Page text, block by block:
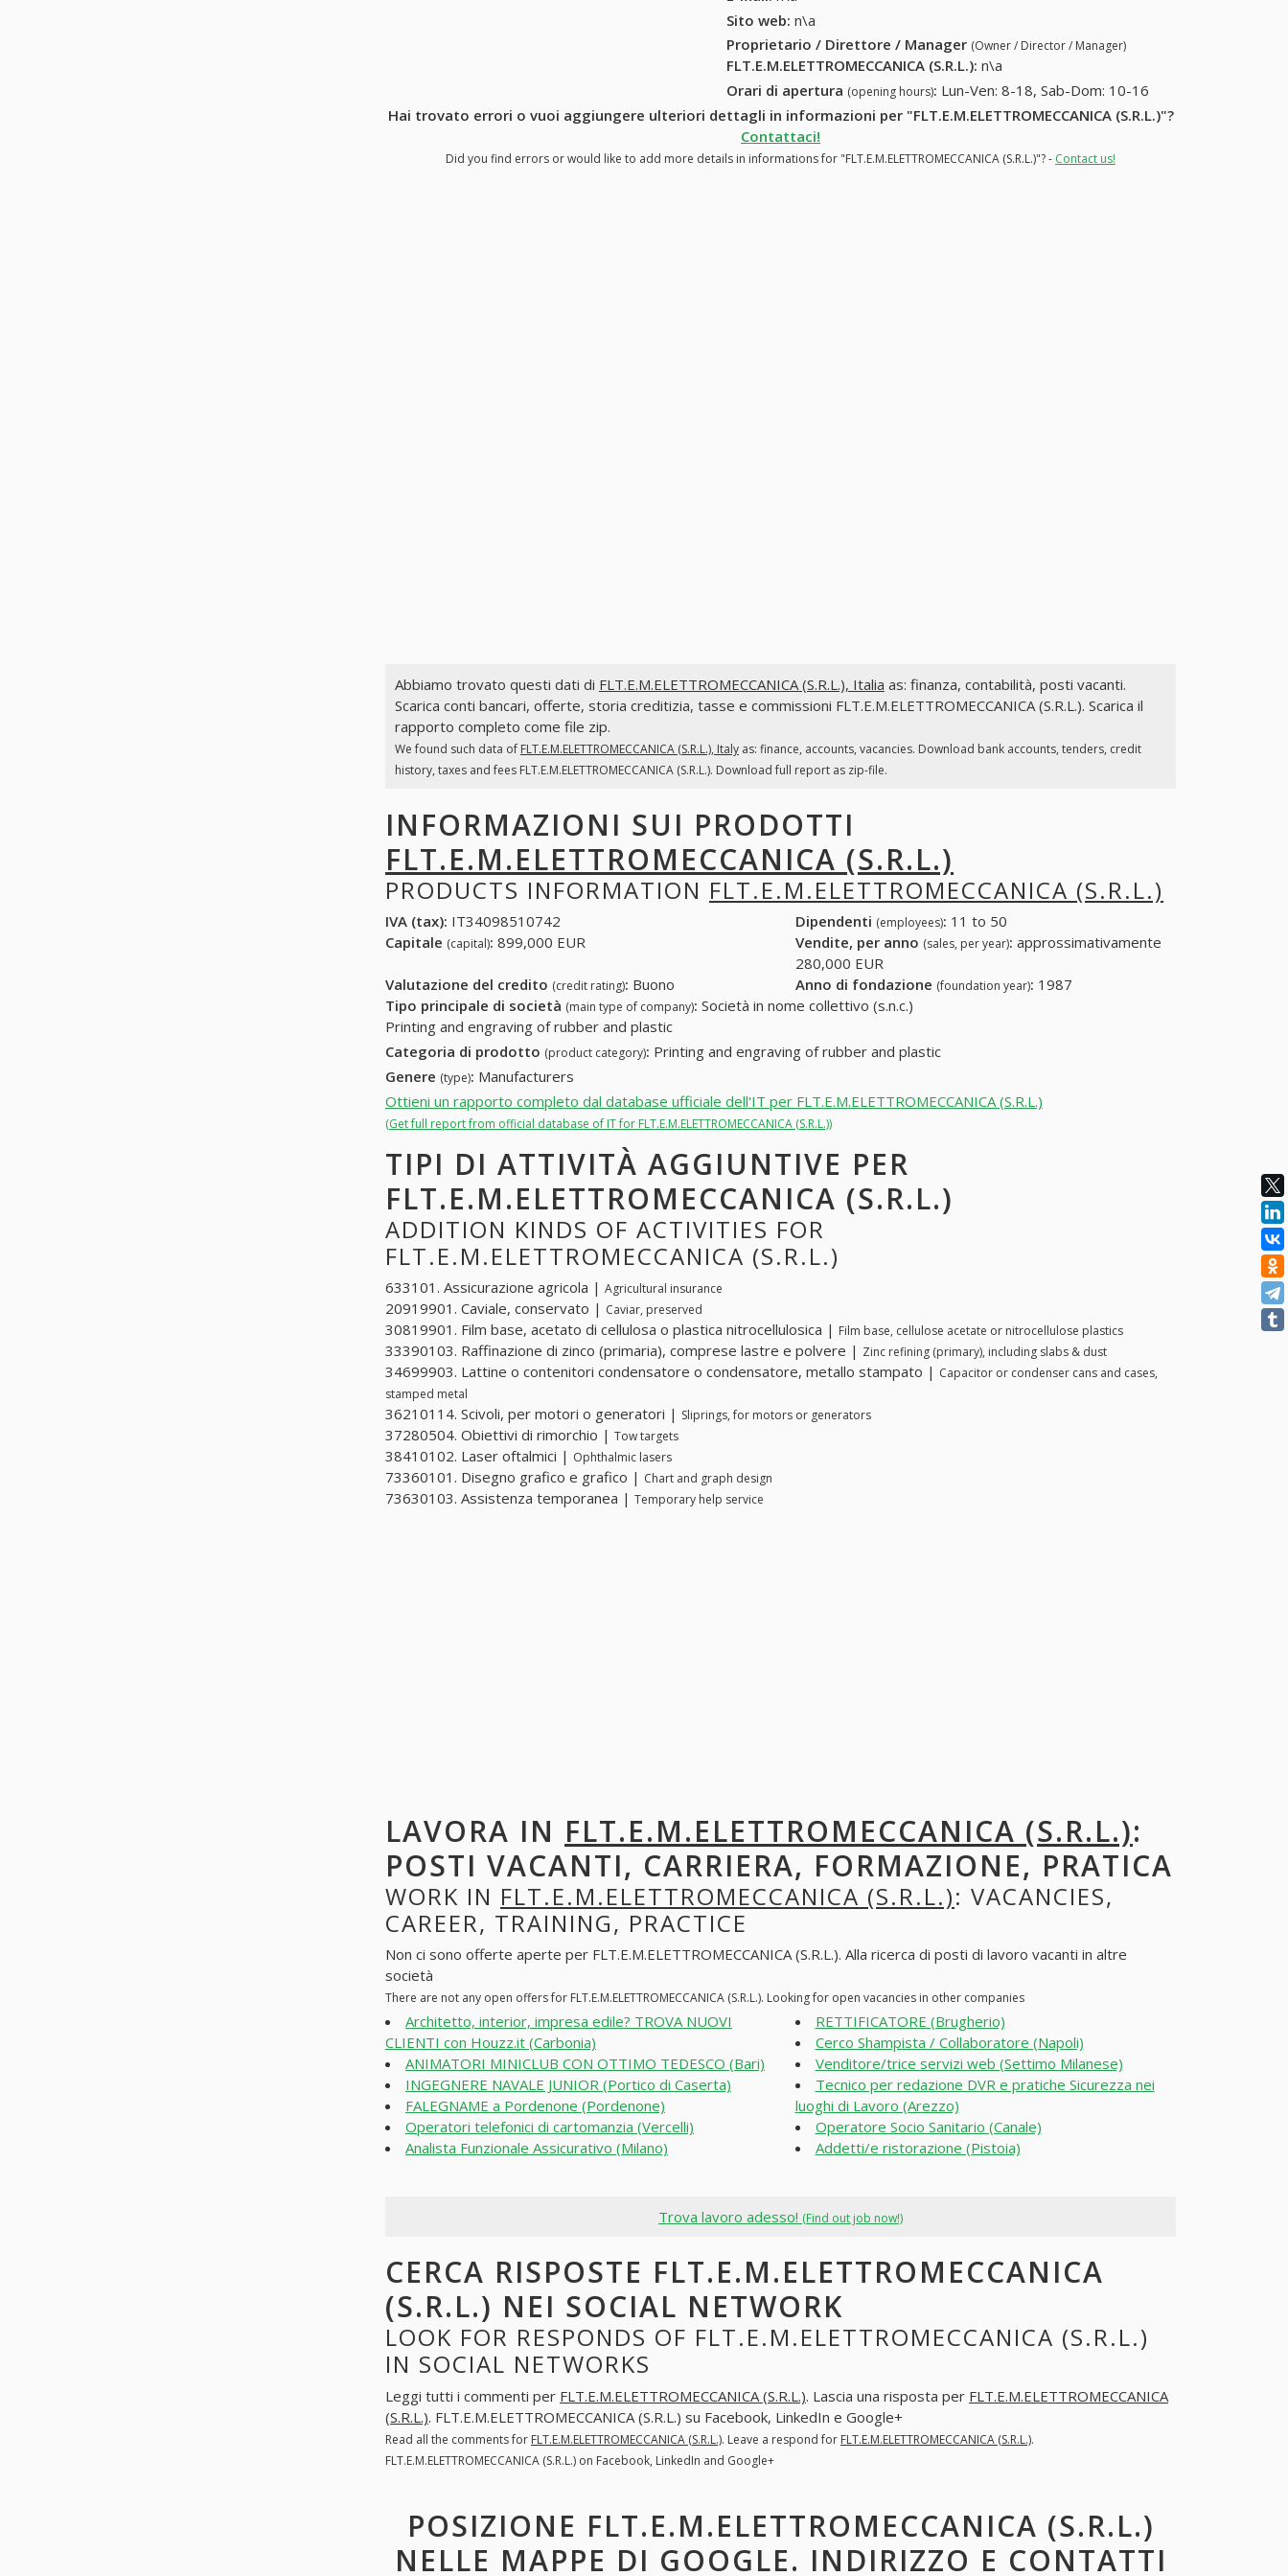
Sito web: n\a
Proprietario / Direttore / Manager (Owner / Director / Manager)
FLT.E.M.ELETTROMECCANICA (S.R.L.): n\a
Orari di apertura (opening hours): Lun-Ven: 8-18, Sab-Dom: 10-16
Hai trovato errori o vuoi aggiungere ulteriori dettagli in informazioni per "FLT.E.M.ELETTROMECCANICA (S.R.L.)"?
Contattaci!
Did you find errors or would like to add more details in informations for "FLT.E.M.ELETTROMECCANICA (S.R.L.)"? - Contact us!
Abbiamo trovato questi dati di FLT.E.M.ELETTROMECCANICA (S.R.L.), Italia as: finanza, contabilità, posti vacanti.
Scarica conti bancari, offerte, storia creditizia, tasse e commissioni FLT.E.M.ELETTROMECCANICA (S.R.L.). Scarica il
rapporto completo come file zip.
We found such data of FLT.E.M.ELETTROMECCANICA (S.R.L.), Italyas: finance, accounts, vacancies. Download bank accounts, tenders, credit
history, taxes and fees FLT.E.M.ELETTROMECCANICA (S.R.L.). Download full report as zip-file.
INFORMAZIONI SUI PRODOTTI
FLT.E.M.ELETTROMECCANICA (S.R.L.)
PRODUCTS INFORMATION FLT.E.M.ELETTROMECCANICA (S.R.L.)
IVA (tax): IT34098510742 Dipendenti (employees): 11 to 50
Capitale (capital): 899,000 EUR Vendite, per anno (sales, per year): approssimativamente
280,000 EUR
Valutazione del credito (credit rating): Buono Anno di fondazione (foundation year): 1987
Tipo principale di società (main type of company): Società in nome collettivo (s.n.c.)
Printing and engraving of rubber and plastic
Categoria di prodotto (product category): Printing and engraving of rubber and plastic
Genere (type): Manufacturers
Ottieni un rapporto completo dal database ufficiale dell'IT per FLT.E.M.ELETTROMECCANICA (S.R.L.)
(Get full report from official database of IT for FLT.E.M.ELETTROMECCANICA (S.R.L.))
TIPI DI ATTIVITÀ AGGIUNTIVE PER
FLT.E.M.ELETTROMECCANICA (S.R.L.)
ADDITION KINDS OF ACTIVITIES FOR
FLT.E.M.ELETTROMECCANICA (S.R.L.)
633101. Assicurazione agricola | Agricultural insurance
20919901. Caviale, conservato | Caviar, preserved
30819901. Film base, acetato di cellulosa o plastica nitrocellulosica | Film base, cellulose acetate or nitrocellulose plastics
33390103. Raffinazione di zinco (primaria), comprese lastre e polvere | Zinc refining (primary), including slabs & dust
34699903. Lattine o contenitori condensatore o condensatore, metallo stampato | Capacitor or condenser cans and cases,
stamped metal
36210114. Scivoli, per motori o generatori | Sliprings, for motors or generators
37280504. Obiettivi di rimorchio | Tow targets
38410102. Laser oftalmici | Ophthalmic lasers
73360101. Disegno grafico e grafico | Chart and graph design
73630103. Assistenza temporanea | Temporary help service
LAVORA IN FLT.E.M.ELETTROMECCANICA (S.R.L.):
POSTI VACANTI, CARRIERA, FORMAZIONE, PRATICA
WORK IN FLT.E.M.ELETTROMECCANICA (S.R.L.): VACANCIES,
CAREER, TRAINING, PRACTICE
Non ci sono offerte aperte per FLT.E.M.ELETTROMECCANICA (S.R.L.). Alla ricerca di posti di lavoro vacanti in altre
società
There are not any open offers for FLT.E.M.ELETTROMECCANICA (S.R.L.). Looking for open vacancies in other companies
Architetto, interior, impresa edile? TROVA NUOVI
CLIENTI con Houzz.it (Carbonia)
ANIMATORI MINICLUB CON OTTIMO TEDESCO (Bari)
INGEGNERE NAVALE JUNIOR (Portico di Caserta)
FALEGNAME a Pordenone (Pordenone)
Operatori telefonici di cartomanzia (Vercelli)
Analista Funzionale Assicurativo (Milano)
RETTIFICATORE (Brugherio)
Cerco Shampista / Collaboratore (Napoli)
Venditore/trice servizi web (Settimo Milanese)
Tecnico per redazione DVR e pratiche Sicurezza nei
luoghi di Lavoro (Arezzo)
Operatore Socio Sanitario (Canale)
Addetti/e ristorazione (Pistoia)
Trova lavoro adesso! (Find out job now!)
CERCA RISPOSTE FLT.E.M.ELETTROMECCANICA
(S.R.L.) NEI SOCIAL NETWORK
LOOK FOR RESPONDS OF FLT.E.M.ELETTROMECCANICA (S.R.L.)
IN SOCIAL NETWORKS
Leggi tutti i commenti per FLT.E.M.ELETTROMECCANICA (S.R.L.). Lascia una risposta per FLT.E.M.ELETTROMECCANICA
(S.R.L.). FLT.E.M.ELETTROMECCANICA (S.R.L.) su Facebook, LinkedIn e Google+
Read all the comments for FLT.E.M.ELETTROMECCANICA (S.R.L.). Leave a respond for FLT.E.M.ELETTROMECCANICA (S.R.L.).
FLT.E.M.ELETTROMECCANICA (S.R.L.) on Facebook, LinkedIn and Google+
POSIZIONE FLT.E.M.ELETTROMECCANICA (S.R.L.)
NELLE MAPPE DI GOOGLE. INDIRIZZO E CONTATTI